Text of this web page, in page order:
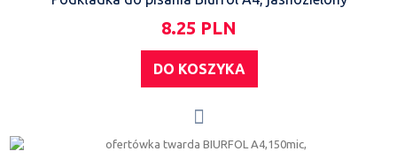
8.25 PLN
DO KOSZYKA